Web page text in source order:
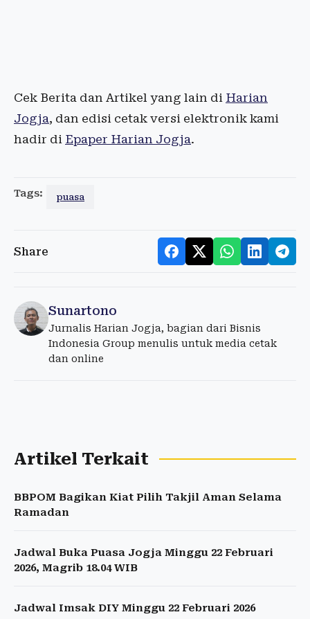
Cek Berita dan Artikel yang lain di Harian
Jogja, dan edisi cetak versi elektronik kami
hadir di Epaper Harian Jogja.
Tags: puasa
Share
Sunartono
Jurnalis Harian Jogja, bagian dari Bisnis
Indonesia Group menulis untuk media cetak
dan online
Artikel Terkait
BBPOM Bagikan Kiat Pilih Takjil Aman Selama
Ramadan
Jadwal Buka Puasa Jogja Minggu 22 Februari
2026, Magrib 18.04 WIB
Jadwal Imsak DIY Minggu 22 Februari 2026